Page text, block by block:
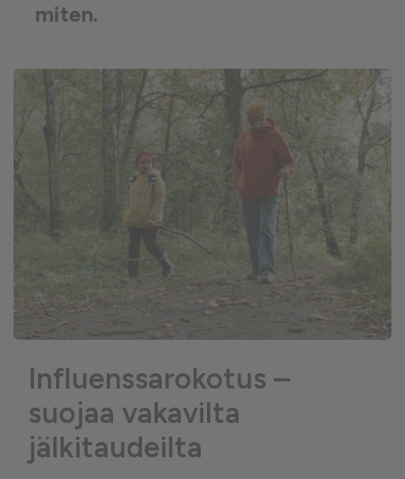
miten.
Influenssarokotus –
suojaa vakavilta
jälkitaudeilta